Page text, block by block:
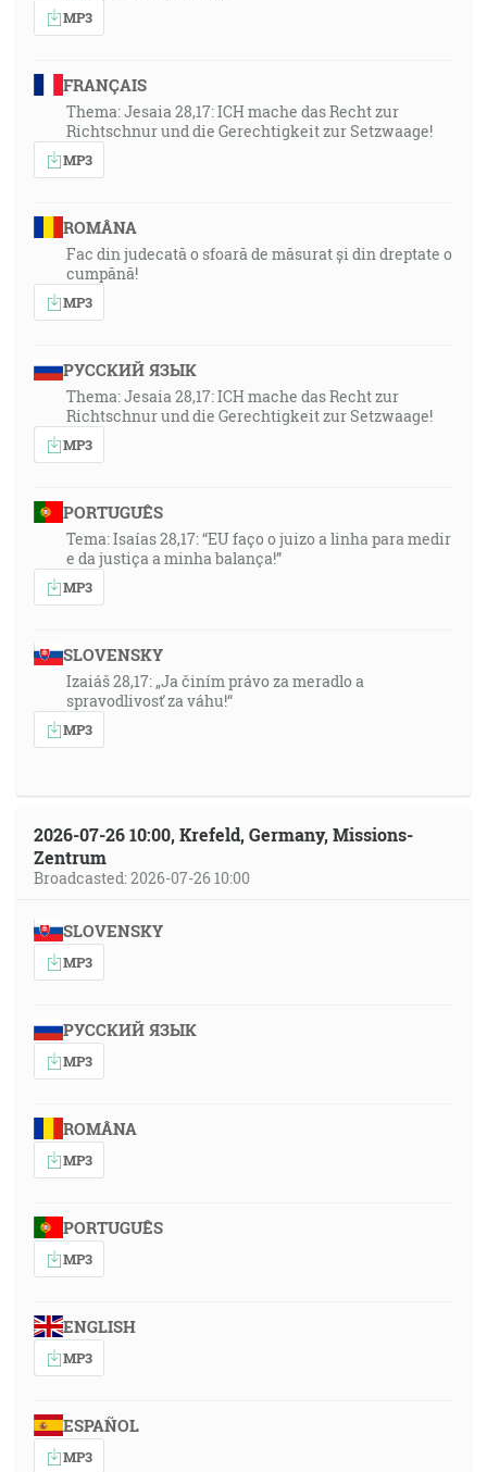
MP3
FRANÇAIS
Thema: Jesaia 28,17: ICH mache das Recht zur
Richtschnur und die Gerechtigkeit zur Setzwaage!
MP3
ROMÂNA
Fac din judecată o sfoară de măsurat și din dreptate o
cumpănă!
MP3
РУССКИЙ ЯЗЫК
Thema: Jesaia 28,17: ICH mache das Recht zur
Richtschnur und die Gerechtigkeit zur Setzwaage!
MP3
PORTUGUÊS
Tema: Isaías 28,17: “EU faço o juizo a linha para medir
e da justiça a minha balança!”
MP3
SLOVENSKY
Izaiáš 28,17: „Ja činím právo za meradlo a
spravodlivosť za váhu!“
MP3
2026-07-26 10:00, Krefeld, Germany, Missions-
Zentrum
Broadcasted: 2026-07-26 10:00
SLOVENSKY
MP3
РУССКИЙ ЯЗЫК
MP3
ROMÂNA
MP3
PORTUGUÊS
MP3
ENGLISH
MP3
ESPAÑOL
MP3